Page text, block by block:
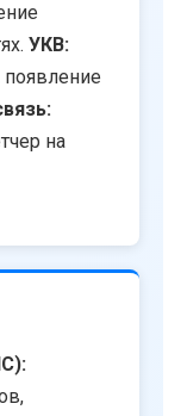
УКВ:
появление
на